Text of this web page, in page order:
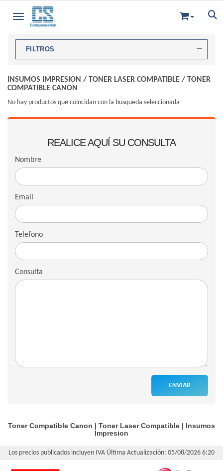
Toggle navigation
FILTROS
INSUMOS IMPRESION / TONER LASER COMPATIBLE / TONER
COMPATIBLE CANON
No hay productos que coincidan con la busqueda seleccionada
REALICE AQUÍ SU CONSULTA
Nombre
Email
Telefono
Consulta
ENVIAR
Toner Compatible Canon | Toner Laser Compatible | Insumos
Impresion
Los precios publicados incluyen IVA Última Actualización: 05/08/2026 6:20